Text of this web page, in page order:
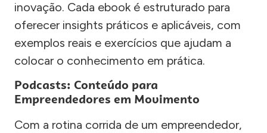
inovação. Cada ebook é estruturado para
oferecer insights práticos e aplicáveis, com
exemplos reais e exercícios que ajudam a
colocar o conhecimento em prática.
Podcasts: Conteúdo para
Empreendedores em Movimento
Com a rotina corrida de um empreendedor,